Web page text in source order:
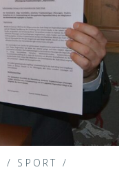
/ SPORT /